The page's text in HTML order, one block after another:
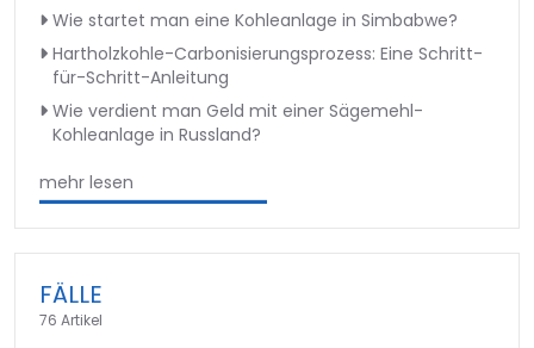
Wie startet man eine Kohleanlage in Simbabwe?
Hartholzkohle-Carbonisierungsprozess: Eine Schritt-
für-Schritt-Anleitung
Wie verdient man Geld mit einer Sägemehl-
Kohleanlage in Russland?
mehr lesen
FÄLLE
76 Artikel